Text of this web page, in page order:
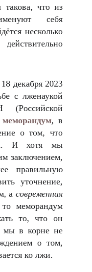
такова, что из
себя
несколько
декабря 2023
с лженаукой
меморандум, в
о том, что
И хотя мы
заключением,
правильную
уточнение,
а современная
меморандум
то, что он
мы в корне не
о том,
ко лжи.